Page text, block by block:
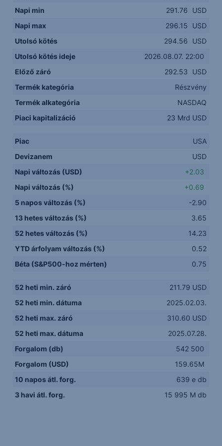
Napi min
291.76
USD
Napi max
296.15
USD
Utolsó kötés
294.56
USD
Utolsó kötés ideje
2026.08.07. 22:00
Előző záró
292.53
USD
Termék kategória
Részvény
Termék alkategória
NASDAQ
Piaci kapitalizáció
23 Mrd USD
Piac
USA
Devizanem
USD
Napi változás (USD)
+2.03
Napi változás (%)
+0.69
5 napos változás (%)
-2.90
13 hetes változás (%)
3.65
52 hetes változás (%)
14.23
YTD árfolyam változás (%)
0.52
Béta (S&P500-hoz mérten)
0.75
52 heti min. záró
211.79 USD
52 heti min. dátuma
2025.02.03.
52 heti max. záró
310.60 USD
52 heti max. dátuma
2025.07.28.
Forgalom (db)
542 500
Forgalom (USD)
159.65M
10 napos átl. forg.
639 e db
3 havi átl. forg.
15 995 M db